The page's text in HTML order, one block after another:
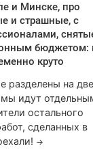
и Минске, про
и страшные, с
бюджетом:
круто
разделены на две
идут
остального
сделанных в
→